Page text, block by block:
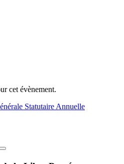
cet évènement.
Statutaire Annuelle